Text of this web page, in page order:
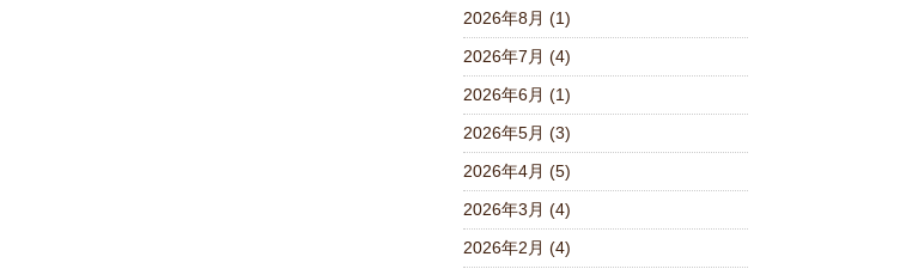
2026年8月 (1)
2026年7月 (4)
2026年6月 (1)
2026年5月 (3)
2026年4月 (5)
2026年3月 (4)
2026年2月 (4)